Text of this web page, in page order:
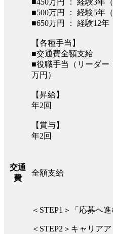
■450万円 ： 経験3年
■500万円 ： 経験5年
■650万円 ： 経験12年
【各種手当】
■交通費全額支給
■役職手当（リーダー
万円）
【昇給】
年2回
【賞与】
年2回
交通
費
全額支給
＜STEP1＞「応募へ
＜STEP2＞キャリア